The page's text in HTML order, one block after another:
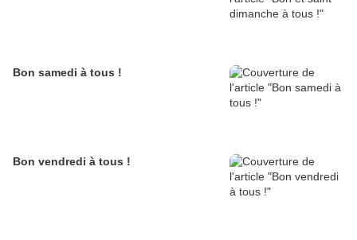
Bon samedi à tous !
Bon vendredi à tous !